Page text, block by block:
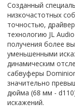
Созданный
низкочастотных
точностью,
технологию JL
получения более
уменьшенными
динамическим
сабвуферы
значительно
дюйма (68 мм -
искажений.